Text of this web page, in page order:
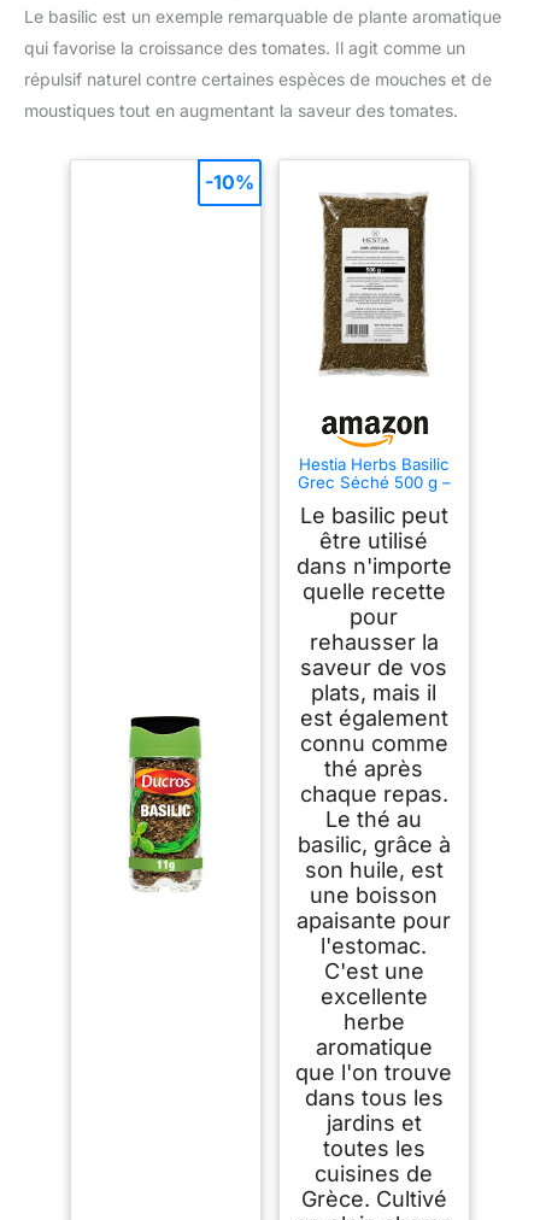
Le basilic est un exemple remarquable de plante aromatique
qui favorise la croissance des tomates. Il agit comme un
répulsif naturel contre certaines espèces de mouches et de
moustiques tout en augmentant la saveur des tomates.
-10%
Hestia Herbs Basilic
Grec Séché 500 g –
Méditerranéenne
Le basilic peut
être utilisé
dans n'importe
quelle recette
pour
rehausser la
saveur de vos
plats, mais il
est également
connu comme
thé après
chaque repas.
Le thé au
basilic, grâce à
son huile, est
une boisson
apaisante pour
l'estomac.
C'est une
excellente
herbe
aromatique
que l'on trouve
dans tous les
jardins et
toutes les
cuisines de
Grèce. Cultivé